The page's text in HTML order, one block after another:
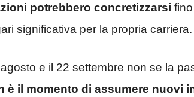
potrebbero concretizzarsi
significativa per la propria carriera.
e il 22 settembre non se la
è il momento di assumere nuovi